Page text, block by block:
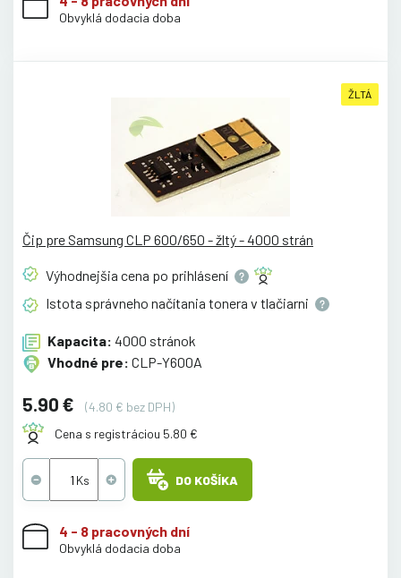
Obvyklá dodacia doba
ŽLTÁ
Čip pre Samsung CLP 600/650 - žltý - 4000 strán
Výhodnejšia cena po prihlásení
Istota správneho načítania tonera v tlačiarni
Kapacita: 4000 stránok
Vhodné pre: CLP-Y600A
5.90 €
(4.80 € bez DPH)
Cena s registráciou 5.80 €
DO KOŠÍKA
4 - 8 pracovných dní
Obvyklá dodacia doba